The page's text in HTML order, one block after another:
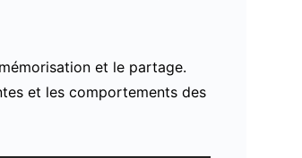
et le partage.
et les comportements des